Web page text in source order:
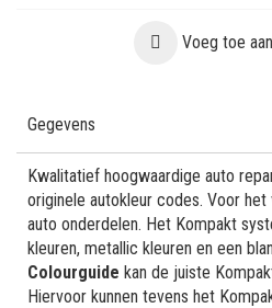
Voeg toe
Gegevens
Kwalitatief hoogwaardige auto
originele autokleur codes. Voor
auto onderdelen. Het Kompakt
kleuren, metallic kleuren en een
Colourguide kan de juiste
Hiervoor kunnen tevens het